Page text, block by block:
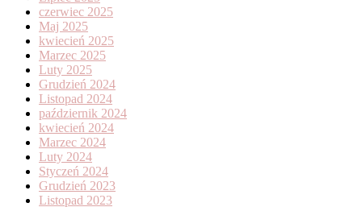
czerwiec 2025
Maj 2025
kwiecień 2025
Marzec 2025
Luty 2025
Grudzień 2024
Listopad 2024
październik 2024
kwiecień 2024
Marzec 2024
Luty 2024
Styczeń 2024
Grudzień 2023
Listopad 2023